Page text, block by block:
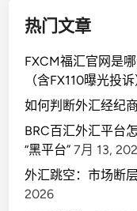
热门文章
FXCM福汇官网是
（含FX110曝光投诉
如何判断外汇经纪
BRC百汇外汇平台
“黑平台” 7月 13,
外汇跳空：市场断
2026